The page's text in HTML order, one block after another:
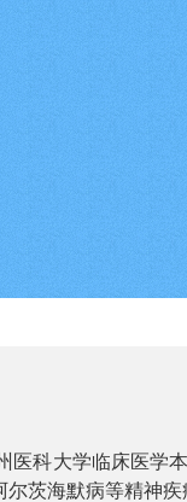
医科大学临床医学
茨海默病等精神疾